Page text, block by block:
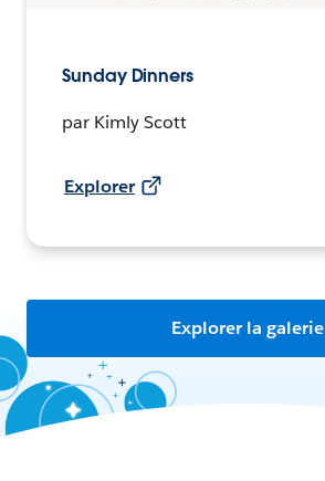
Sunday Dinners
par Kimly Scott
Explorer
Explorer la galerie